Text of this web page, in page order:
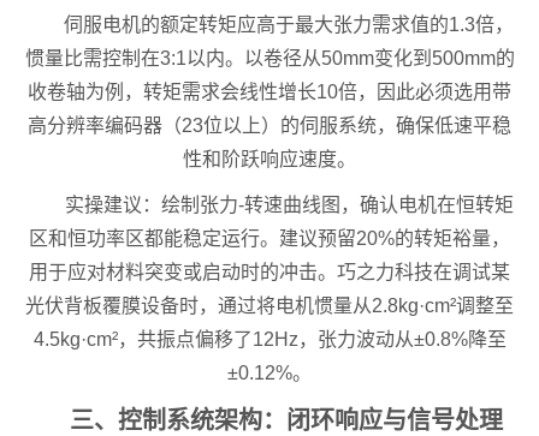
伺服电机的额定转矩应高于最大张力需求值的1.3倍，
惯量比需控制在3:1以内。以卷径从50mm变化到500mm的
收卷轴为例，转矩需求会线性增长10倍，因此必须选用带
高分辨率编码器（23位以上）的伺服系统，确保低速平稳
性和阶跃响应速度。
实操建议：绘制张力-转速曲线图，确认电机在恒转矩
区和恒功率区都能稳定运行。建议预留20%的转矩裕量，
用于应对材料突变或启动时的冲击。巧之力科技在调试某
光伏背板覆膜设备时，通过将电机惯量从2.8kg·cm²调整至
4.5kg·cm²，共振点偏移了12Hz，张力波动从±0.8%降至
±0.12%。
三、控制系统架构：闭环响应与信号处理